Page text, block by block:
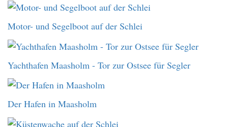
Motor- und Segelboot auf der Schlei
Yachthafen Maasholm - Tor zur Ostsee für Segler
Der Hafen in Maasholm